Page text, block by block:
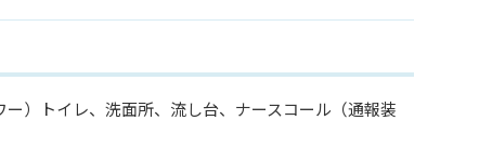
）トイレ、洗面所、流し台、ナースコール（通報装